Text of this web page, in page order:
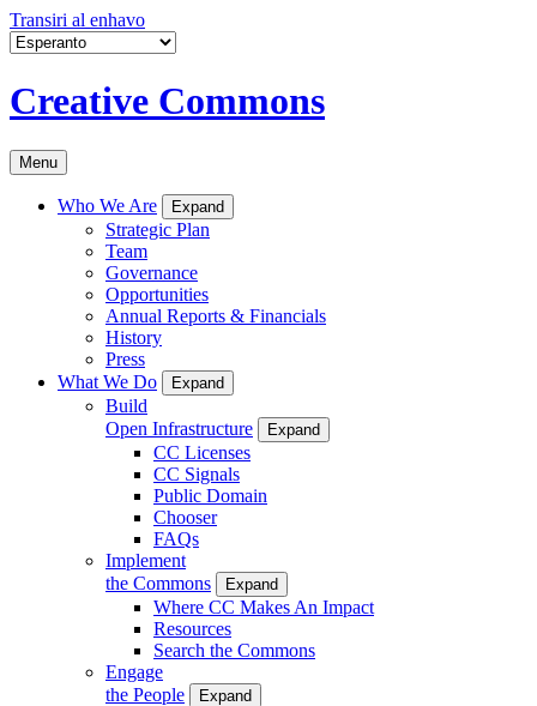
Transiri al enhavo
Creative Commons
Menu
Who We Are Expand
Strategic Plan
Team
Governance
Opportunities
Annual Reports & Financials
History
Press
What We Do
Expand
Build
Open Infrastructure
Expand
CC Licenses
CC Signals
Public Domain
Chooser
FAQs
Implement
the Commons
Expand
Where CC Makes An Impact
Resources
Search the Commons
Engage
the People
Expand